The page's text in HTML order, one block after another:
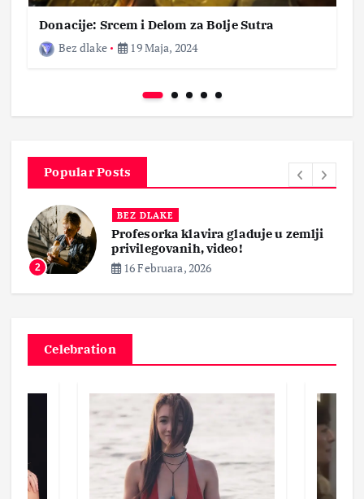
Donacije: Srcem i Delom za Bolje Sutra
Bez dlake
19 Maja, 2024
Popular Posts
2
BEZ DLAKE
Profesorka klavira gladuje u zemlji
privilegovanih, video!
16 Februara, 2026
Celebration